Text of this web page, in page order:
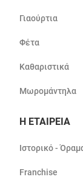
Γιαούρτια
Φέτα
Καθαριστικά
Μωρομάντηλα
Η ΕΤΑΙΡΕΙΑ
Ιστορικό -
Franchise